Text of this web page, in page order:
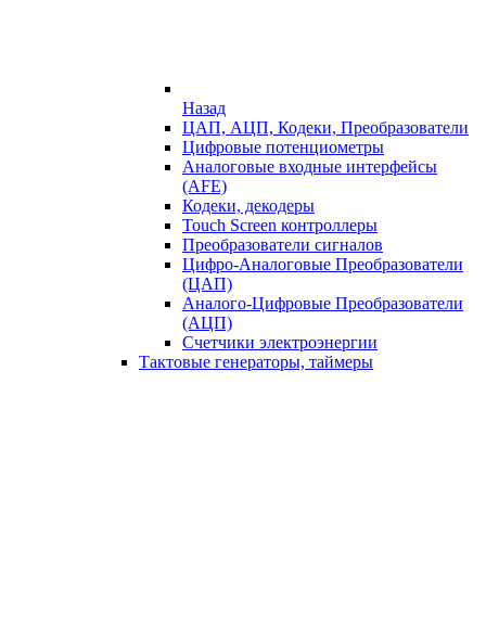
Назад
ЦАП, АЦП, Кодеки, Преобразователи
Цифровые потенциометры
Аналоговые входные интерфейсы
(AFE)
Кодеки, декодеры
Touch Screen контроллеры
Преобразователи сигналов
Цифро-Аналоговые Преобразователи
(ЦАП)
Аналого-Цифровые Преобразователи
(АЦП)
Счетчики электроэнергии
Тактовые генераторы, таймеры